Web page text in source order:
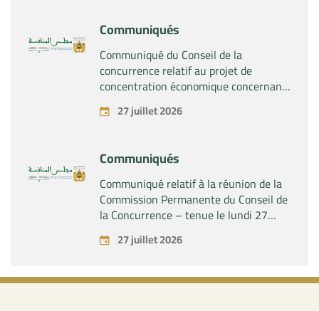
Communiqués
Communiqué du Conseil de la
concurrence relatif au projet de
concentration économique concernant
la prise par la société « Fives SAS » du
contrôle exclusif de la société « Aries
27 juillet 2026
Communiqués
Communiqué relatif à la réunion de la
Commission Permanente du Conseil de
la Concurrence – tenue le lundi 27
juillet 2026
27 juillet 2026